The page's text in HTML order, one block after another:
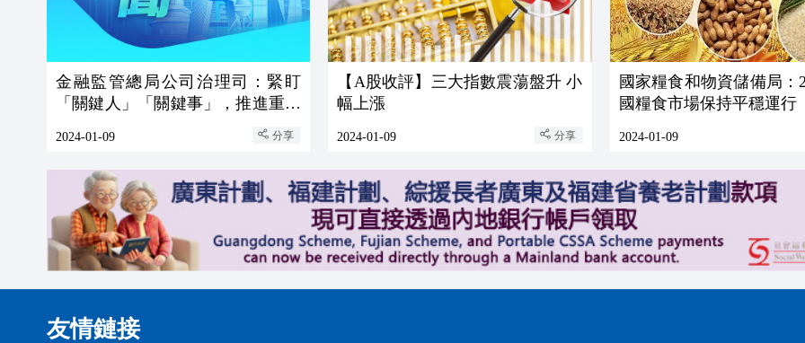
金融監管總局公司治理司：緊盯
「關鍵人」「關鍵事」，推進重大
2024-01-09 分享
【A股收評】三大指數震蕩盤升 小
幅上漲
2024-01-09 分享
國家糧食和物資儲備局：
國糧食市場保持平穩運行
2024-01-09
友情鏈接